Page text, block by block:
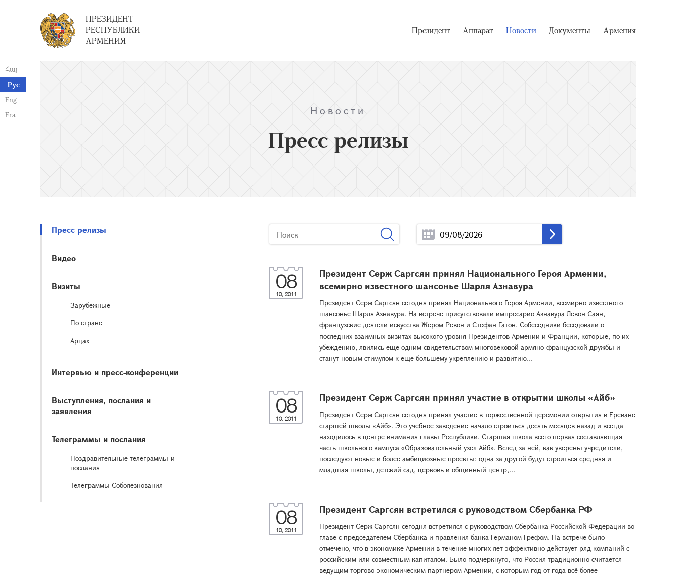
Հայ
Рус
Eng
Fra
ПРЕЗИДЕНТ
РЕСПУБЛИКИ
АРМЕНИЯ
Президент Аппарат Новости Документы Армения
Новости
Пресс релизы
Пресс релизы
Видео
Визиты
Зарубежные
По стране
Арцах
Интервью и пресс-конференции
Выступления, послания и
заявления
Телеграммы и послания
Поздравительные телеграммы и
послания
Телеграммы Соболезнования
08
10, 2011
Президент Серж Саргсян принял Национального Героя Армении,
всемирно известного шансонье Шарля Азнавура
Президент Серж Саргсян сегодня принял Национального Героя Армении, всемирно известного
шансонье Шарля Азнавура. На встрече присутствовали импресарио Азнавура Левон Саян,
французские деятели искусства Жером Ревон и Стефан Гатон. Собеседники беседовали о
последних взаимных визитах высокого уровня Президентов Армении и Франции, которые, по их
убеждению, явились еще одним свидетельством многовековой армяно-французской дружбы и
станут новым стимулом к еще большему укреплению и развитию...
08
10, 2011
Президент Серж Саргсян принял участие в открытии школы «Айб»
Президент Серж Саргсян сегодня принял участие в торжественной церемонии открытия в Ереване
старшей школы «Айб». Это учебное заведение начало строиться десять месяцев назад и всегда
находилось в центре внимания главы Республики. Старшая школа всего первая составляющая
часть школьного кампуса «Образовательный узел Айб». Вслед за ней, как уверены учредители,
последуют новые и более амбициозные проекты: одна за другой будут строиться средняя и
младшая школы, детский сад, церковь и общинный центр,...
08
10, 2011
Президент Саргсян встретился с руководством Сбербанка РФ
Президент Серж Саргсян сегодня встретился с руководством Сбербанка Российской Федерации во
главе с председателем Сбербанка и правления банка Германом Грефом. На встрече было
отмечено, что в экономике Армении в течение многих лет эффективно действует ряд компаний с
российским или совместным капиталом. Было подчеркнуто, что Россия традиционно считается
ведущим торгово-экономическим партнером Армении, с которым год от года всё более